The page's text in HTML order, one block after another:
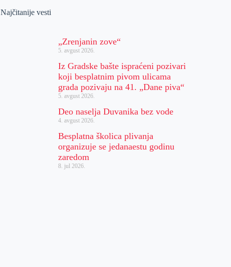
Najčitanije vesti
„Zrenjanin zove“
5. avgust 2026.
Iz Gradske bašte ispraćeni pozivari
koji besplatnim pivom ulicama
grada pozivaju na 41. „Dane piva“
5. avgust 2026.
Deo naselja Duvanika bez vode
4. avgust 2026.
Besplatna školica plivanja
organizuje se jedanaestu godinu
zaredom
8. jul 2026.